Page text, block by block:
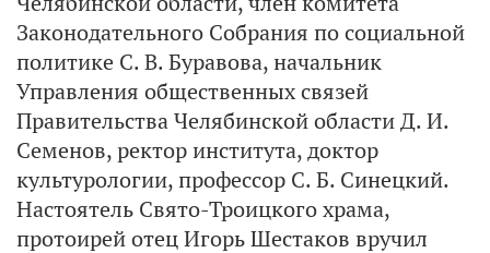
Законодательного Собрания по социальной
политике С. В. Буравова, начальник
Управления общественных связей
Правительства Челябинской области Д. И.
Семенов, ректор института, доктор
культурологии, профессор С. Б. Синецкий.
Настоятель Свято-Троицкого храма,
протоирей отец Игорь Шестаков вручил